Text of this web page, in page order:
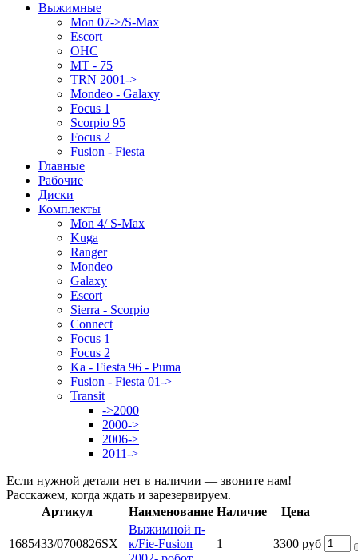
Выжимные
Mon 07->/S-Max
Escort
OHC
MT - 75
TRN 2001->
Mondeo - Galaxy
Focus 1
Scorpio 95
Focus 2
Fusion - Fiesta
Главные
Рабочие
Диски
Комплекты
Mon 4/ S-Max
Kuga
Ranger
Mondeo
Galaxy
Escort
Sierra - Scorpio
Connect
Focus 1
Focus 2
Ka - Fiesta 96 - Puma
Fusion - Fiesta 01->
Transit
->2000
2000->
2006->
2011->
Если нужной детали нет в наличии — звоните нам!
Расскажем, когда ждать и зарезервируем.
Артикул
Наименование Наличие Цена
1685433/0700826SX
Выжимной п-
к/Fiе-Fusion
1 3300 руб